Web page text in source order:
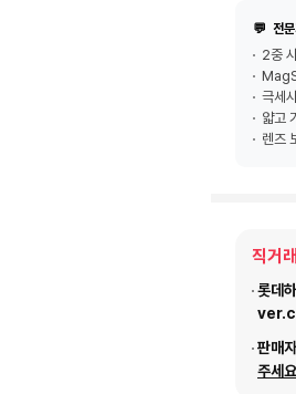
💬 전
2중
극세
얇고
렌즈
직거
롯데
판매
주세